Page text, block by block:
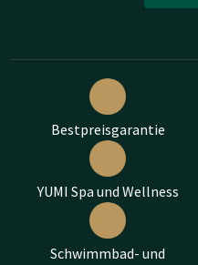
Bestpreisgarantie
YUMI Spa und Wellness
Schwimmbad- und